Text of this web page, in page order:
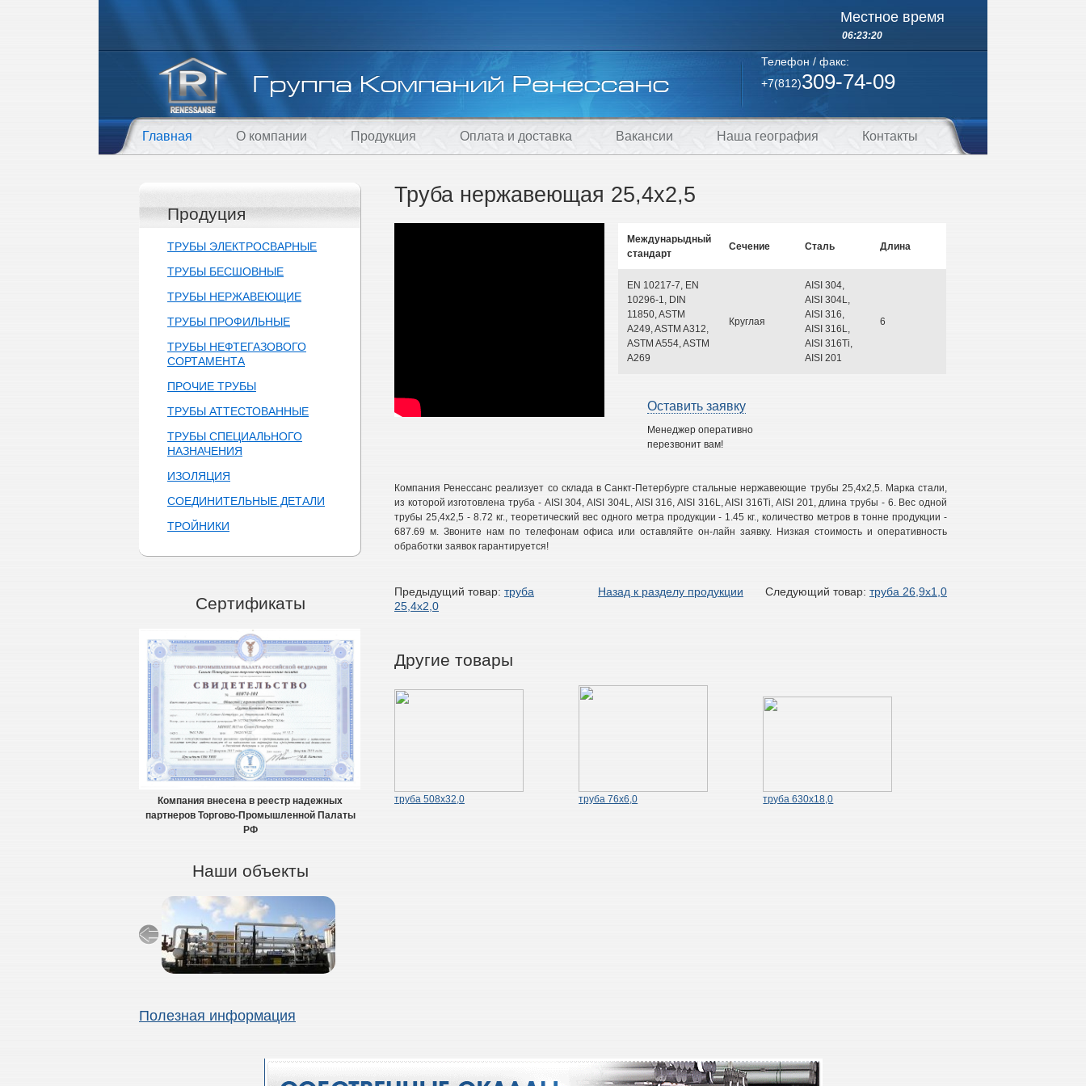
Местное время
06:23:20
Телефон / факс:
+7(812)309-74-09
Главная О компании Продукция Оплата и доставка Вакансии Наша география Контакты
Продуция
ТРУБЫ ЭЛЕКТРОСВАРНЫЕ
ТРУБЫ БЕСШОВНЫЕ
ТРУБЫ НЕРЖАВЕЮЩИЕ
ТРУБЫ ПРОФИЛЬНЫЕ
ТРУБЫ НЕФТЕГАЗОВОГО
СОРТАМЕНТА
ПРОЧИЕ ТРУБЫ
ТРУБЫ АТТЕСТОВАННЫЕ
ТРУБЫ СПЕЦИАЛЬНОГО
НАЗНАЧЕНИЯ
ИЗОЛЯЦИЯ
СОЕДИНИТЕЛЬНЫЕ ДЕТАЛИ
ТРОЙНИКИ
Сертификаты
Компания внесена в реестр надежных
партнеров Торгово-Промышленной Палаты
РФ
Наши объекты
Полезная информация
Труба нержавеющая 25,4х2,5
Междунарыдный
стандарт
Сечение Сталь Длина
EN 10217-7, EN
10296-1, DIN
11850, ASTM
A249, ASTM A312,
ASTM A554, ASTM
A269
Круглая
AISI 304,
AISI 304L,
AISI 316,
AISI 316L,
AISI 316Ti,
AISI 201
6
Оставить заявку
Менеджер оперативно
перезвонит вам!
Компания Ренессанс реализует со склада в Санкт-Петербурге стальные нержавеющие трубы 25,4х2,5. Марка стали,
из которой изготовлена труба - AISI 304, AISI 304L, AISI 316, AISI 316L, AISI 316Ti, AISI 201, длина трубы - 6. Вес одной
трубы 25,4х2,5 - 8.72 кг., теоретический вес одного метра продукции - 1.45 кг., количество метров в тонне продукции -
687.69 м. Звоните нам по телефонам офиса или оставляйте он-лайн заявку. Низкая стоимость и оперативность
обработки заявок гарантируется!
Предыдущий товар: труба
25,4х2,0
Назад к разделу продукции Следующий товар: труба 26,9х1,0
Другие товары
труба 508х32,0 труба 76х6,0 труба 630х18,0